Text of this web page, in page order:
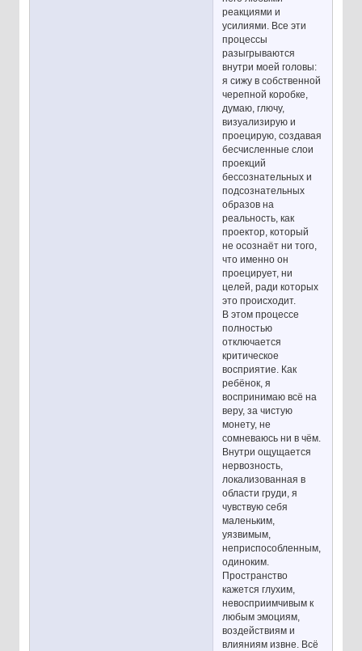
реакциями и
усилиями. Все эти
процессы
разыгрываются
внутри моей головы:
я сижу в собственной
черепной коробке,
думаю, глючу,
визуализирую и
проецирую, создавая
бесчисленные слои
проекций
бессознательных и
подсознательных
образов на
реальность, как
проектор, который
не осознаёт ни того,
что именно он
проецирует, ни
целей, ради которых
это происходит.
В этом процессе
полностью
отключается
критическое
восприятие. Как
ребёнок, я
воспринимаю всё на
веру, за чистую
монету, не
сомневаюсь ни в чём.
Внутри ощущается
нервозность,
локализованная в
области груди, я
чувствую себя
маленьким,
уязвимым,
неприспособленным,
одиноким.
Пространство
кажется глухим,
невосприимчивым к
любым эмоциям,
воздействиям и
влияниям извне. Всё